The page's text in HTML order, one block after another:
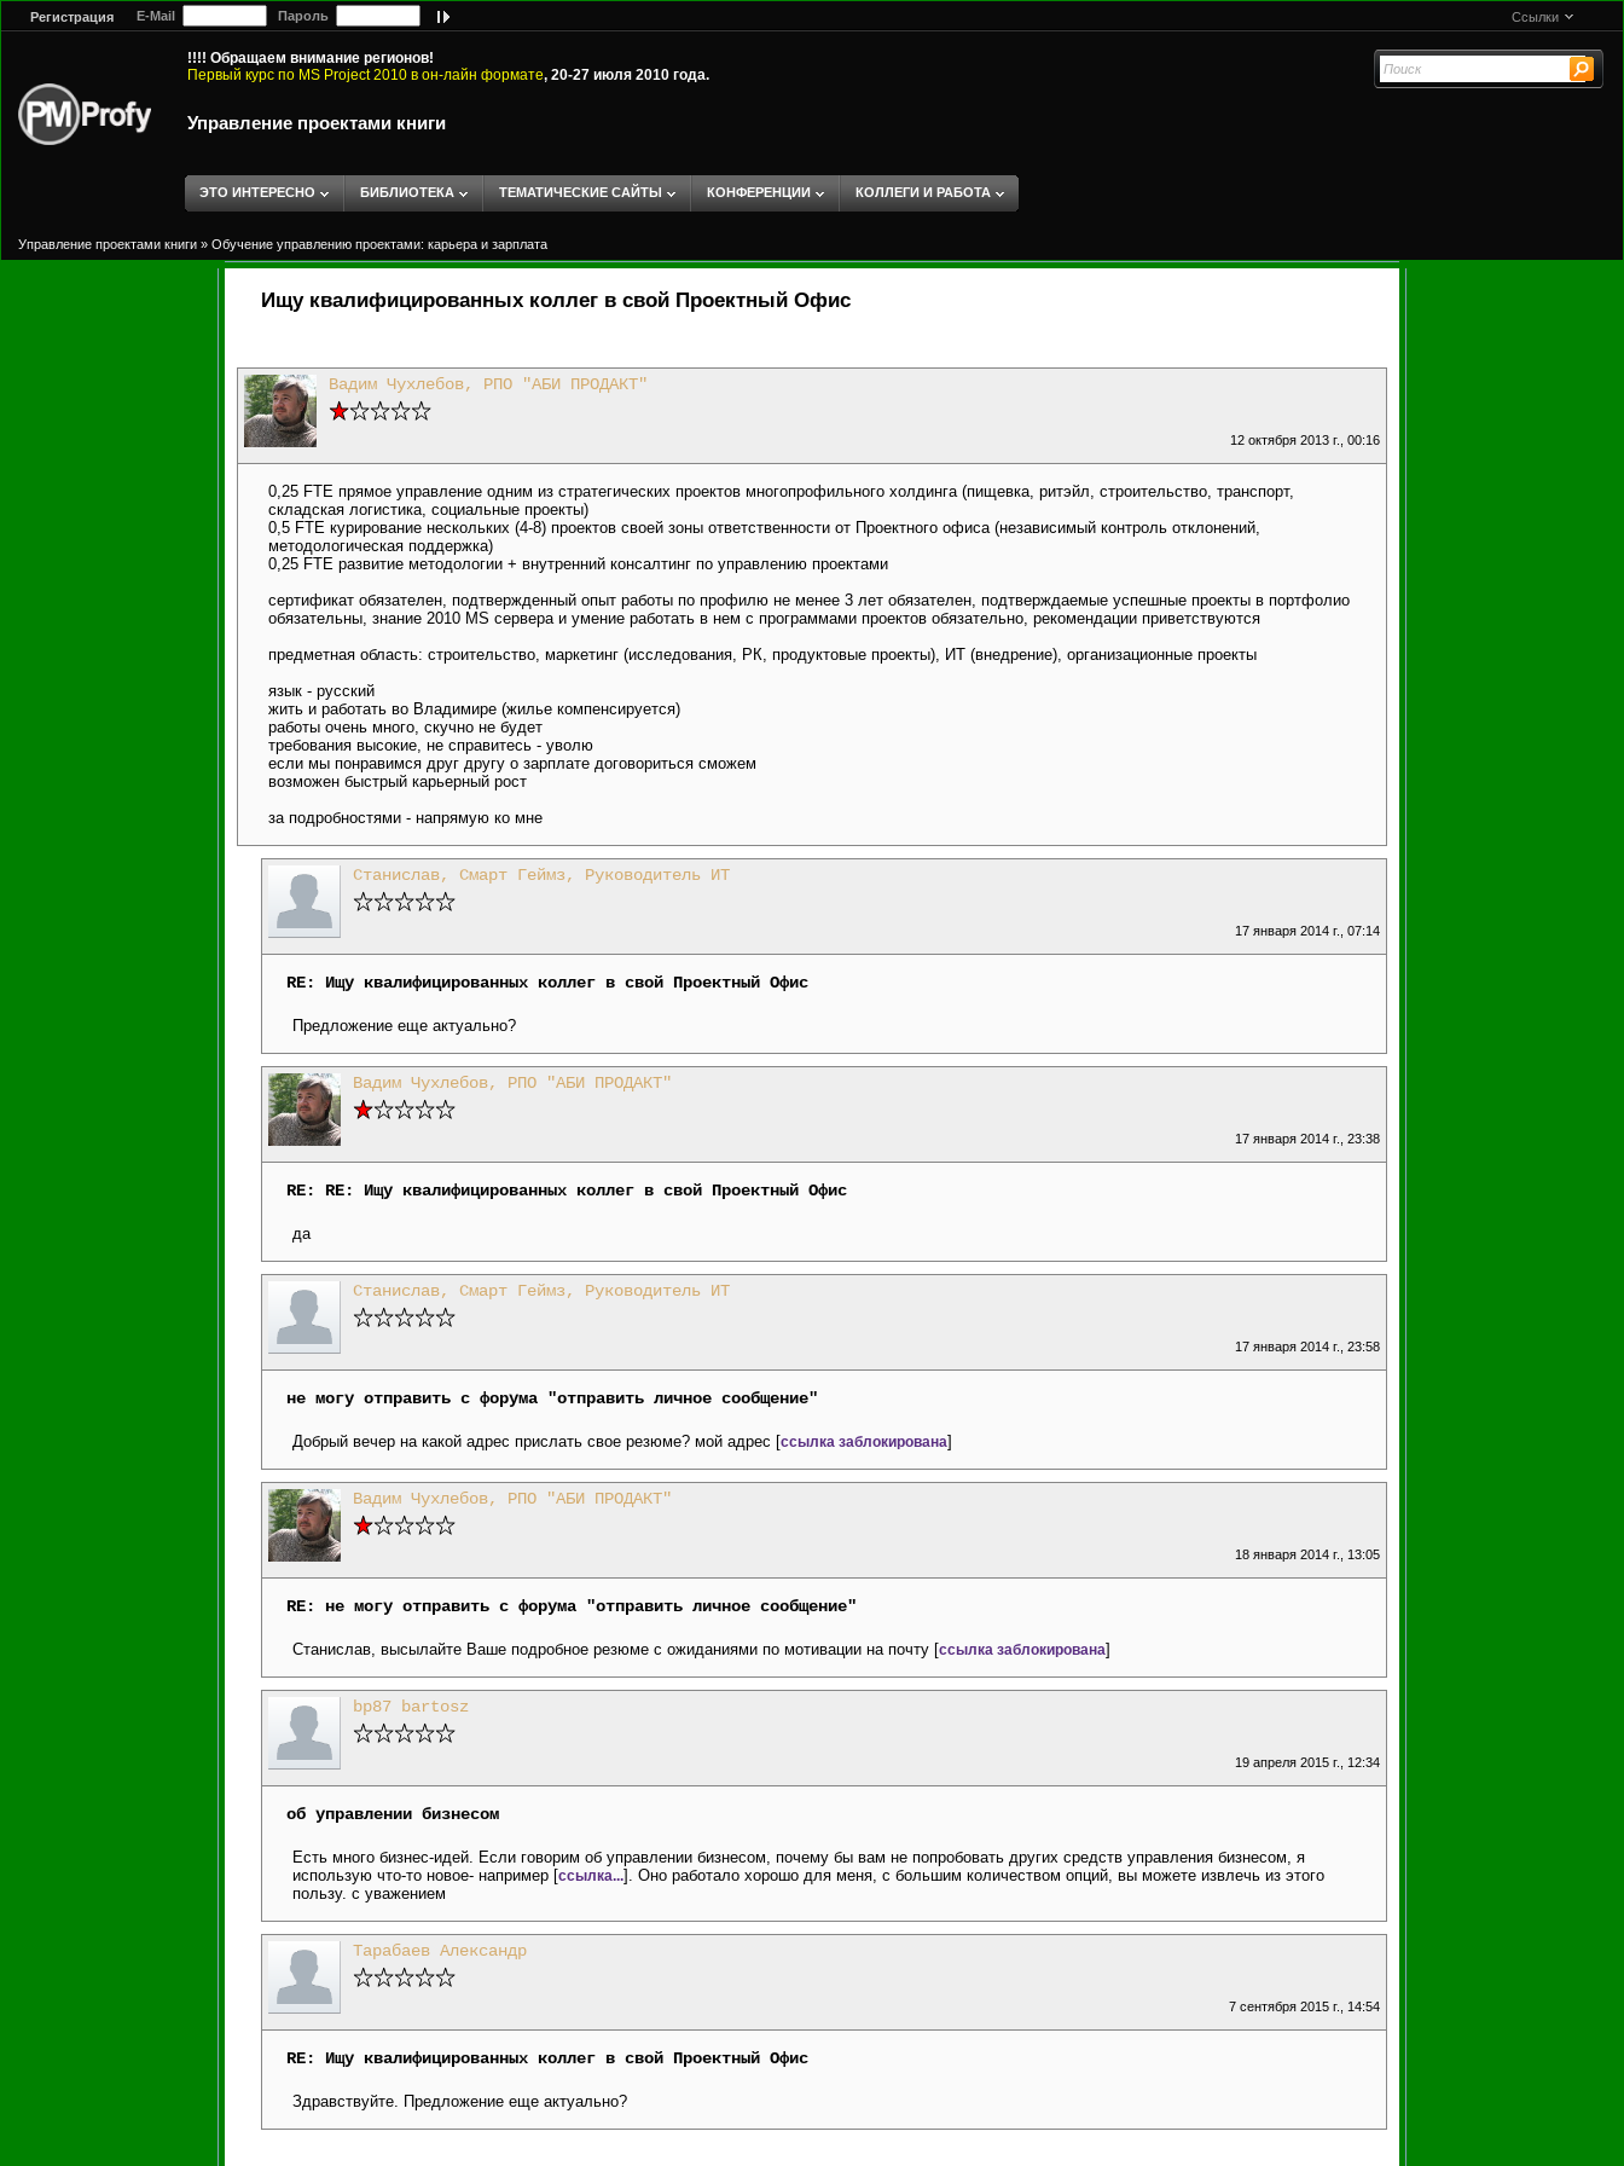
Регистрация E-Mail Пароль Ссылки
!!!! Обращаем внимание регионов!
Первый курс по MS Project 2010 в он-лайн формате, 20-27 июля 2010 года.
Управление проектами книги
ЭТО ИНТЕРЕСНО БИБЛИОТЕКА ТЕМАТИЧЕСКИЕ САЙТЫ КОНФЕРЕНЦИИ КОЛЛЕГИ И РАБОТА
Управление проектами книги » Обучение управлению проектами: карьера и зарплата
Ищу квалифицированных коллег в свой Проектный Офис
Вадим Чухлебов, РПО "АБИ ПРОДАКТ"
12 октября 2013 г., 00:16
0,25 FTE прямое управление одним из стратегических проектов многопрофильного холдинга (пищевка, ритэйл, строительство, транспорт,
складская логистика, социальные проекты)
0,5 FTE курирование нескольких (4-8) проектов своей зоны ответственности от Проектного офиса (независимый контроль отклонений,
методологическая поддержка)
0,25 FTE развитие методологии + внутренний консалтинг по управлению проектами
сертификат обязателен, подтвержденный опыт работы по профилю не менее 3 лет обязателен, подтверждаемые успешные проекты в портфолио
обязательны, знание 2010 MS сервера и умение работать в нем с программами проектов обязательно, рекомендации приветствуются
предметная область: строительство, маркетинг (исследования, РК, продуктовые проекты), ИТ (внедрение), организационные проекты
язык - русский
жить и работать во Владимире (жилье компенсируется)
работы очень много, скучно не будет
требования высокие, не справитесь - уволю
если мы понравимся друг другу о зарплате договориться сможем
возможен быстрый карьерный рост
за подробностями - напрямую ко мне
Станислав, Смарт Геймз, Руководитель ИТ
17 января 2014 г., 07:14
RE: Ищу квалифицированных коллег в свой Проектный Офис
Предложение еще актуально?
Вадим Чухлебов, РПО "АБИ ПРОДАКТ"
17 января 2014 г., 23:38
RE: RE: Ищу квалифицированных коллег в свой Проектный Офис
да
Станислав, Смарт Геймз, Руководитель ИТ
17 января 2014 г., 23:58
не могу отправить с форума "отправить личное сообщение"
Добрый вечер на какой адрес прислать свое резюме? мой адрес [ссылка заблокирована]
Вадим Чухлебов, РПО "АБИ ПРОДАКТ"
18 января 2014 г., 13:05
RE: не могу отправить с форума "отправить личное сообщение"
Станислав, высылайте Ваше подробное резюме с ожиданиями по мотивации на почту [ссылка заблокирована]
bp87 bartosz
19 апреля 2015 г., 12:34
об управлении бизнесом
Есть много бизнес-идей. Если говорим об управлении бизнесом, почему бы вам не попробовать других средств управления бизнесом, я
использую что-то новое- например [ссылка...]. Оно работало хорошо для меня, с большим количеством опций, вы можете извлечь из этого
пользу. с уважением
Тарабаев Александр
7 сентября 2015 г., 14:54
RE: Ищу квалифицированных коллег в свой Проектный Офис
Здравствуйте. Предложение еще актуально?